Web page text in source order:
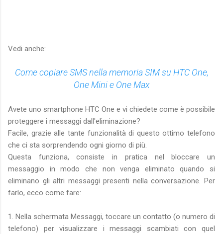
Vedi anche:
Come copiare SMS nella memoria SIM su HTC One,
One Mini e One Max
Avete uno smartphone HTC One e vi chiedete come è possibile
proteggere i messaggi dall'eliminazione?
Facile, grazie alle tante funzionalità di questo ottimo telefono
che ci sta sorprendendo ogni giorno di più.
Questa funziona, consiste in pratica nel bloccare un
messaggio in modo che non venga eliminato quando si
eliminano gli altri messaggi presenti nella conversazione. Per
farlo, ecco come fare:
1. Nella schermata Messaggi, toccare un contatto (o numero di
telefono) per visualizzare i messaggi scambiati con quel